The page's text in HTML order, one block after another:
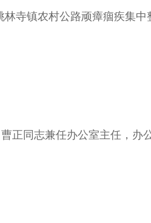
寺镇农村公路顽瘴痼疾集中
同志兼任办公室主任，办公